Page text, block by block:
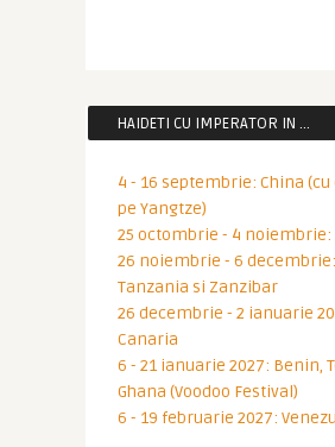
HAIDETI CU IMPERATOR IN …
4 - 16 septembrie: China
pe Yangtze)
25 octombrie - 4
26 noiembrie - 6
Tanzania si Zanzibar
26 decembrie - 2 ianuarie
Canaria
6 - 21 ianuarie 2027: Benin,
Ghana (Voodoo Festival)
6 - 19 februarie 2027: